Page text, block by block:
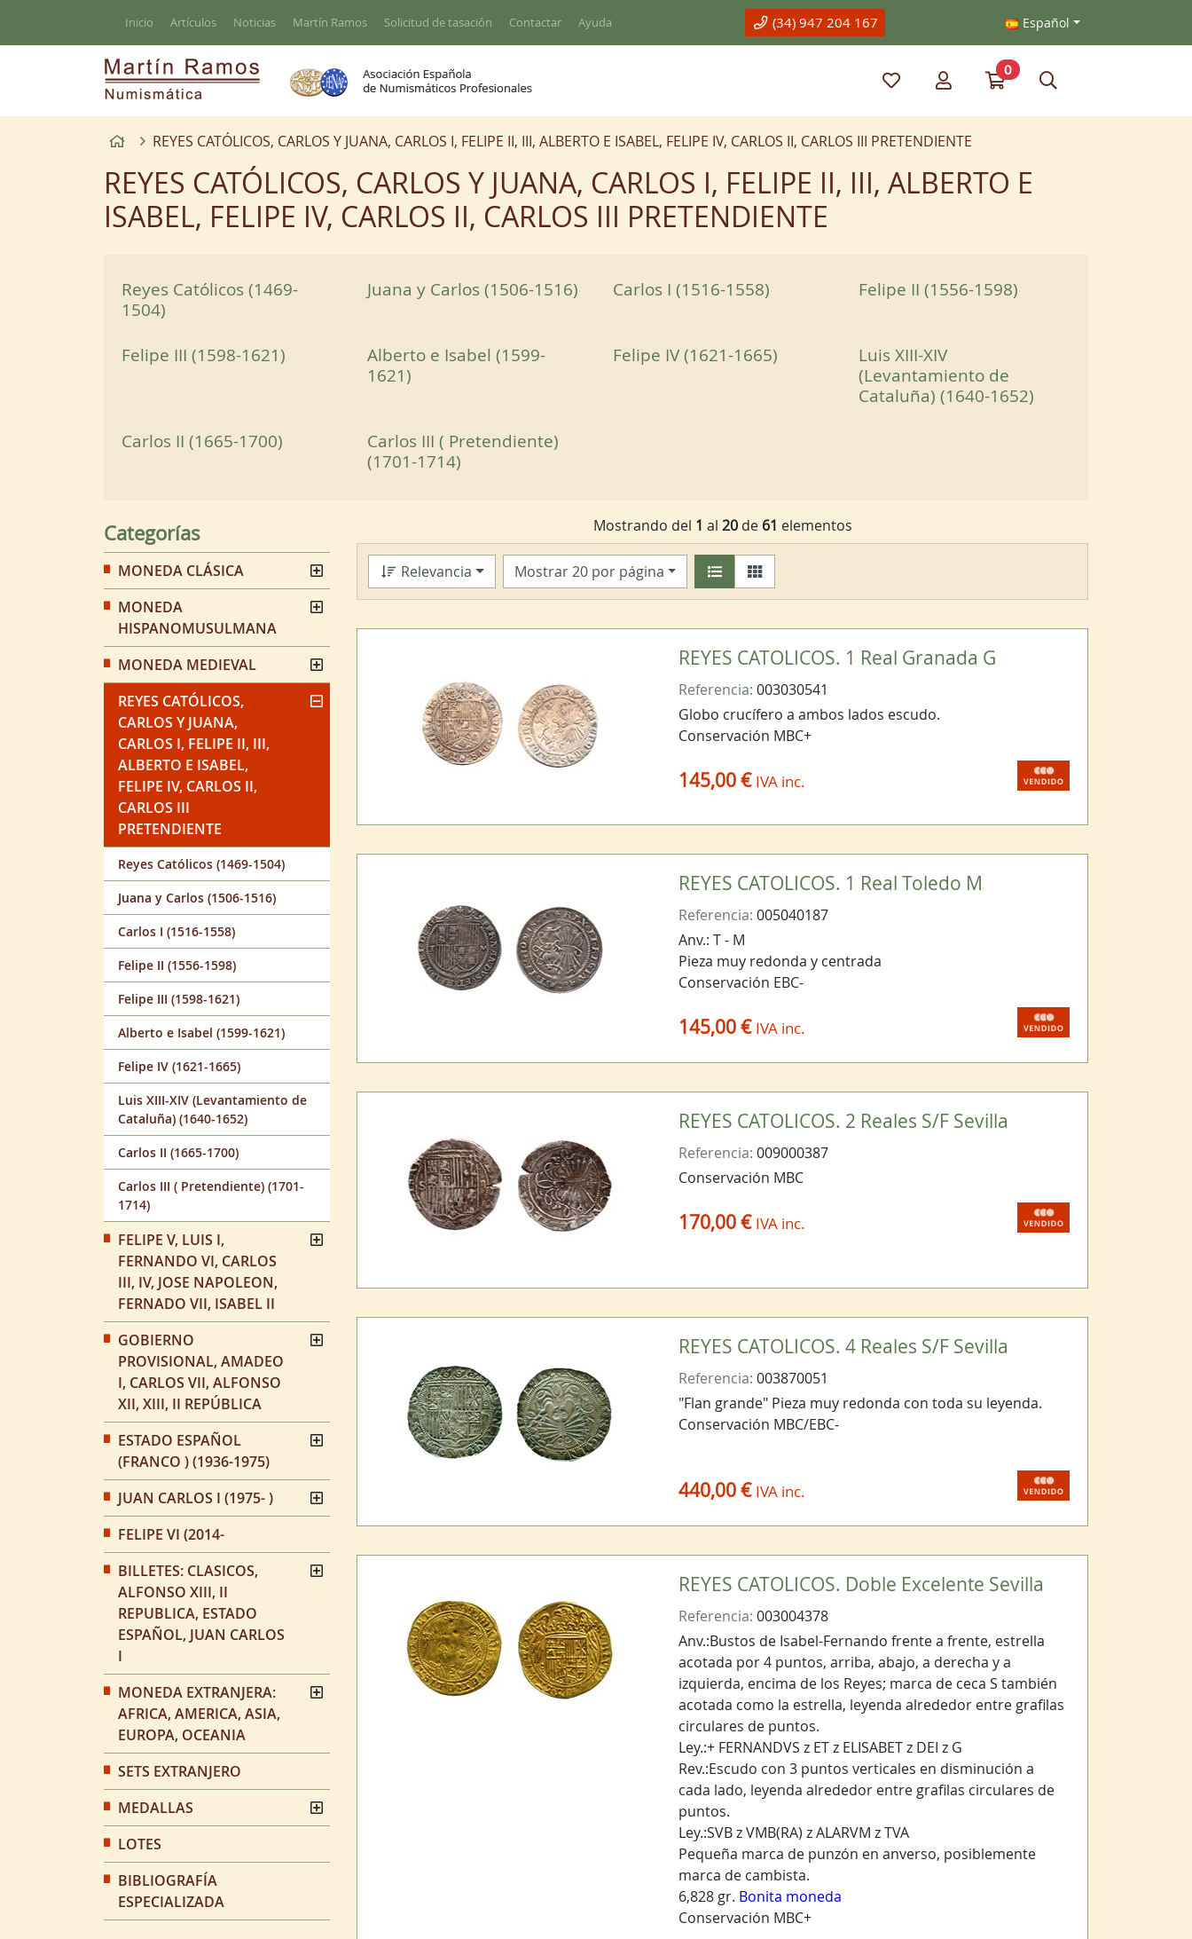
Inicio Artículos Noticias Martín Ramos Solicitud de tasación Contactar Ayuda (34) 947 204 167 Español
Mis artículos favoritos
Mi cuentaIr a mi compra
0
InicioREYES CATÓLICOS, CARLOS Y JUANA, CARLOS I, FELIPE II, III, ALBERTO E ISABEL, FELIPE IV, CARLOS II, CARLOS III PRETENDIENTE
REYES CATÓLICOS, CARLOS Y JUANA, CARLOS I, FELIPE II, III, ALBERTO E
ISABEL, FELIPE IV, CARLOS II, CARLOS III PRETENDIENTE
Reyes Católicos (1469-
1504)
Juana y Carlos (1506-1516) Carlos I (1516-1558) Felipe II (1556-1598)
Felipe III (1598-1621)
Alberto e Isabel (1599-
1621)
Felipe IV (1621-1665)
Luis XIII-XIV
(Levantamiento de
Cataluña) (1640-1652)
Carlos II (1665-1700)
Carlos III ( Pretendiente)
(1701-1714)
Categorías
MONEDA CLÁSICA
MONEDA
HISPANOMUSULMANA
MONEDA MEDIEVAL
REYES CATÓLICOS,
CARLOS Y JUANA,
CARLOS I, FELIPE II, III,
ALBERTO E ISABEL,
FELIPE IV, CARLOS II,
CARLOS III
PRETENDIENTE
Reyes Católicos (1469-1504)
Juana y Carlos (1506-1516)
Carlos I (1516-1558)
Felipe II (1556-1598)
Felipe III (1598-1621)
Alberto e Isabel (1599-1621)
Felipe IV (1621-1665)
Luis XIII-XIV (Levantamiento de
Cataluña) (1640-1652)
Carlos II (1665-1700)
Carlos III ( Pretendiente) (1701-
1714)
FELIPE V, LUIS I,
FERNANDO VI, CARLOS
III, IV, JOSE NAPOLEON,
FERNADO VII, ISABEL II
GOBIERNO
PROVISIONAL, AMADEO
I, CARLOS VII, ALFONSO
XII, XIII, II REPÚBLICA
ESTADO ESPAÑOL
(FRANCO ) (1936-1975)
JUAN CARLOS I (1975- )
FELIPE VI (2014-
BILLETES: CLASICOS,
ALFONSO XIII, II
REPUBLICA, ESTADO
ESPAÑOL, JUAN CARLOS
I
MONEDA EXTRANJERA:
AFRICA, AMERICA, ASIA,
EUROPA, OCEANIA
SETS EXTRANJERO
MEDALLAS
LOTES
BIBLIOGRAFÍA
ESPECIALIZADA
Mostrando del 1 al 20de 61 elementos
Relevancia Mostrar 20 por página
REYES CATOLICOS. 1 Real Granada G
Referencia:003030541
Globo crucífero a ambos lados escudo.
Conservación MBC+
145,00 € IVA inc.
REYES CATOLICOS. 1 Real Toledo M
Referencia:005040187
Anv.: T - M
Pieza muy redonda y centrada
Conservación EBC-
145,00 € IVA inc.
REYES CATOLICOS. 2 Reales S/F Sevilla
Referencia:009000387
Conservación MBC
170,00 € IVA inc.
REYES CATOLICOS. 4 Reales S/F Sevilla
Referencia:003870051
"Flan grande" Pieza muy redonda con toda su leyenda.
Conservación MBC/EBC-
440,00 € IVA inc.
REYES CATOLICOS. Doble Excelente Sevilla
Referencia:003004378
Anv.:Bustos de Isabel-Fernando frente a frente, estrella
acotada por 4 puntos, arriba, abajo, a derecha y a
izquierda, encima de los Reyes; marca de ceca S también
acotada como la estrella, leyenda alrededor entre grafilas
circulares de puntos.
Ley.:+ FERNANDVS z ET z ELISABET z DEI z G
Rev.:Escudo con 3 puntos verticales en disminución a
cada lado, leyenda alrededor entre grafilas circulares de
puntos.
Ley.:SVB z VMB(RA) z ALARVM z TVA
Pequeña marca de punzón en anverso, posiblemente
marca de cambista.
6,828 gr. Bonita moneda
Conservación MBC+